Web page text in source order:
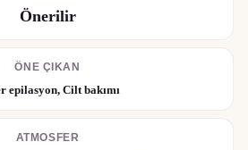
Önerilir
ÖNE ÇIKAN
epilasyon, Cilt bakımı
ATMOSFER